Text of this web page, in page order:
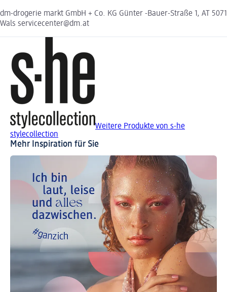
dm-drogerie markt GmbH + Co. KG Günter -Bauer-Straße 1, AT 5071
Wals servicecenter@dm.at
Weitere Produkte von s-he
stylecollection
Mehr Inspiration für Sie